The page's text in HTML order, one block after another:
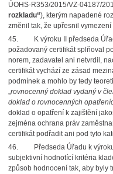
ÚOHS-R353/2015/VZ-04187/
rozkladu“), kterým napadené
změnil tak, že upřesnil
45.
K výroku II předseda
požadovaný certifikát splňoval
norem, zadavatel ani netvrdil,
certifikát vychází ze zásad
podmínek a mohlo by tedy
„rovnocenný doklad vydaný v
doklad o rovnocenných
doklad o opatření k zajištění
zejména ochrana práv
certifikát podřadit ani pod tyto
46.
Předseda Úřadu k
subjektivní hodnotící kritéria
způsob hodnocení tak, aby byly